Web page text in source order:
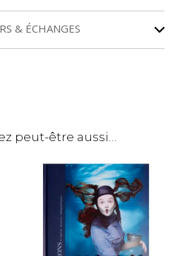
& ÉCHANGES
peut-être aussi…